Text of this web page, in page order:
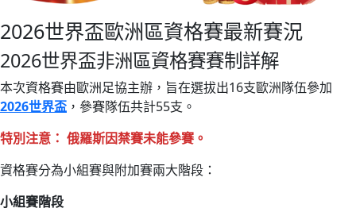
2026世界盃歐洲區資格賽最新賽況
2026世界盃非洲區資格賽賽制詳解
本次資格賽由歐洲足協主辦，旨在選拔出16支歐洲隊伍參加
2026世界盃 ，參賽隊伍共計55支。
特別注意： 俄羅斯因禁賽未能參賽。
資格賽分為小組賽與附加賽兩大階段：
小組賽階段